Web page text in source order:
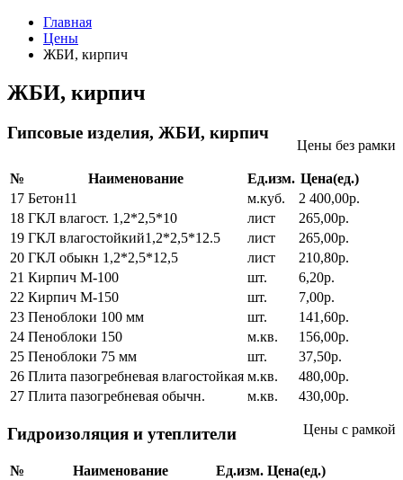
Главная
Цены
ЖБИ, кирпич
ЖБИ, кирпич
Цены без рамки
Гипсовые изделия, ЖБИ, кирпич
№ Наименование Ед.изм. Цена(ед.)
17 Бетон11 м.куб.
2 400,00р.
18 ГКЛ влагост. 1,2*2,5*10 лист
265,00р.
19 ГКЛ влагостойкий1,2*2,5*12.5 лист
265,00р.
20 ГКЛ обыкн 1,2*2,5*12,5 лист
210,80р.
21 Кирпич М-100 шт.
6,20р.
22 Кирпич М-150 шт.
7,00р.
23 Пеноблоки 100 мм шт.
141,60р.
24 Пеноблоки 150 м.кв.
156,00р.
25 Пеноблоки 75 мм шт.
37,50р.
26 Плита пазогребневая влагостойкая м.кв.
480,00р.
27 Плита пазогребневая обычн. м.кв. 430,00р.
Цены с рамкой
Гидроизоляция и утеплители
№ Наименование Ед.изм. Цена(ед.)